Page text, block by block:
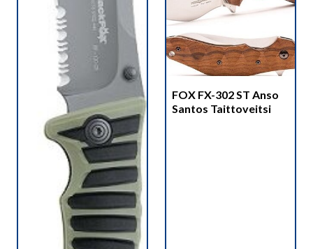
FOX FX-302 ST Anso
Santos Taittoveitsi